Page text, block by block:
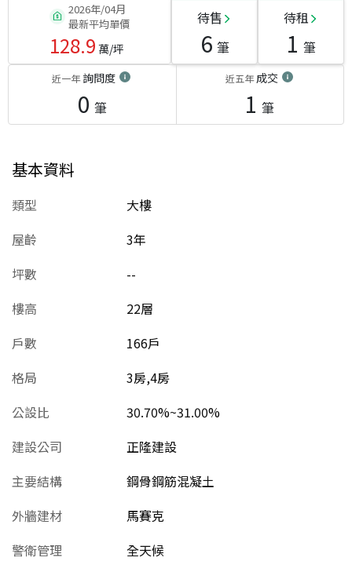
2026年/04月
最新平均單價
128.9 萬/坪
待售
6 筆
待租
1 筆
近一年詢問度
0 筆
近五年成交
1 筆
基本資料
類型
大樓
屋齡
3年
坪數
--
樓高
22層
戶數
166戶
格局
3房,4房
公設比
30.70%~31.00%
建設公司
正隆建設
主要結構
鋼骨鋼筋混凝土
外牆建材
馬賽克
警衛管理
全天候